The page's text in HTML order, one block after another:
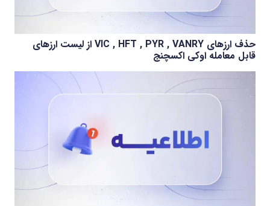
حذف ارزهای VIC , HFT , PYR , VANRY از لیست ارزهای
قابل معامله اوکی اکسچنج